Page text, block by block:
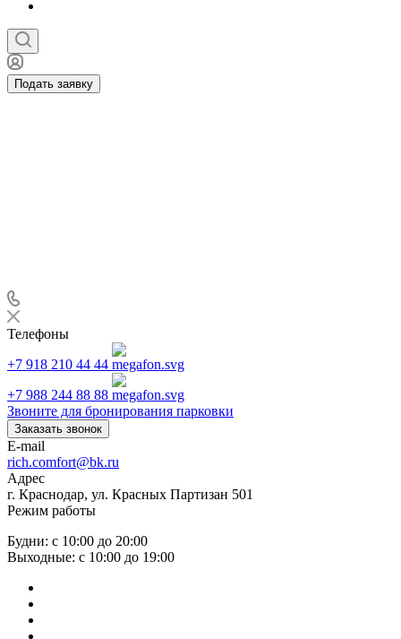
Подать заявку
Телефоны
+7 918 210 44 44
+7 988 244 88 88
Звоните для бронирования парковки
Заказать звонок
E-mail
rich.comfort@bk.ru
Адрес
г. Краснодар, ул. Красных Партизан 501
Режим работы
Будни: с 10:00 до 20:00
Выходные: с 10:00 до 19:00